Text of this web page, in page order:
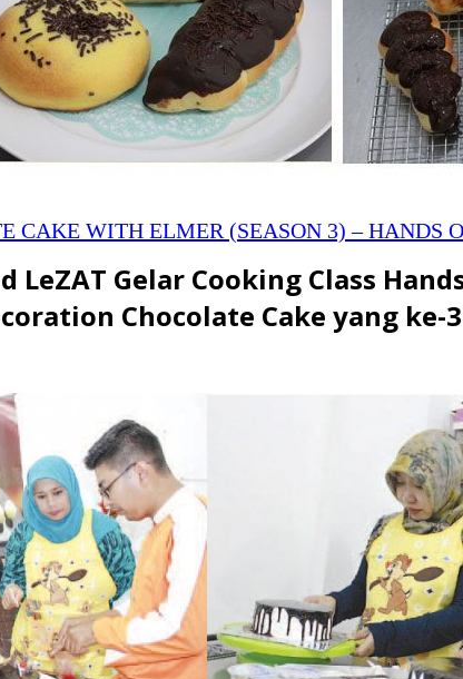
CAKE WITH ELMER (SEASON 3) – HANDS
LeZAT Gelar Cooking Class
Chocolate Cake yang ke-3